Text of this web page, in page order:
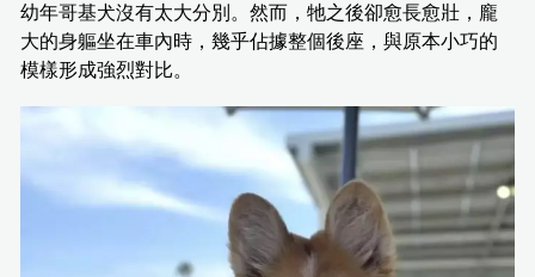
幼年哥基犬沒有太大分別。然而，牠之後卻愈長愈壯，龐
大的身軀坐在車內時，幾乎佔據整個後座，與原本小巧的
模樣形成強烈對比。